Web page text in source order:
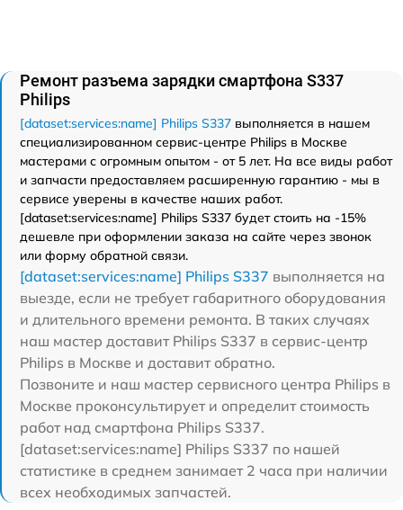
Ремонт разъема зарядки смартфона S337
Philips
[dataset:services:name] Philips S337 выполняется в нашем
специализированном сервис-центре Philips в Москве
мастерами с огромным опытом - от 5 лет. На все виды работ
и запчасти предоставляем расширенную гарантию - мы в
сервисе уверены в качестве наших работ.
[dataset:services:name] Philips S337 будет стоить на -15%
дешевле при оформлении заказа на сайте через звонок
или форму обратной связи.
[dataset:services:name] Philips S337 выполняется на
выезде, если не требует габаритного оборудования
и длительного времени ремонта. В таких случаях
наш мастер доставит Philips S337 в сервис-центр
Philips в Москве и доставит обратно.
Позвоните и наш мастер сервисного центра Philips в
Москве проконсультирует и определит стоимость
работ над смартфона Philips S337.
[dataset:services:name] Philips S337 по нашей
статистике в среднем занимает 2 часа при наличии
всех необходимых запчастей.